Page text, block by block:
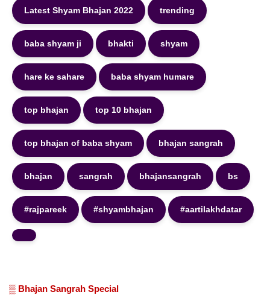
Latest Shyam Bhajan 2022 trending
baba shyam ji bhakti shyam
hare ke sahare baba shyam humare
top bhajan top 10 bhajan
top bhajan of baba shyam bhajan sangrah
bhajan sangrah bhajansangrah bs
#rajpareek #shyambhajan #aartilakhdatar
▒ Bhajan Sangrah Special